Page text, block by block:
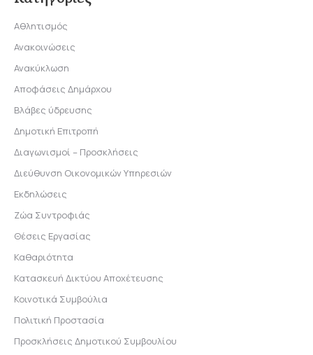
Αθλητισμός
Ανακοινώσεις
Ανακύκλωση
Αποφάσεις Δημάρχου
Βλάβες ύδρευσης
Δημοτική Επιτροπή
Διαγωνισμοί – Προσκλήσεις
Διεύθυνση Οικονομικών Υπηρεσιών
Εκδηλώσεις
Ζώα Συντροφιάς
Θέσεις Εργασίας
Καθαριότητα
Κατασκευή Δικτύου Αποχέτευσης
Κοινοτικά Συμβούλια
Πολιτική Προστασία
Προσκλήσεις Δημοτικού Συμβουλίου